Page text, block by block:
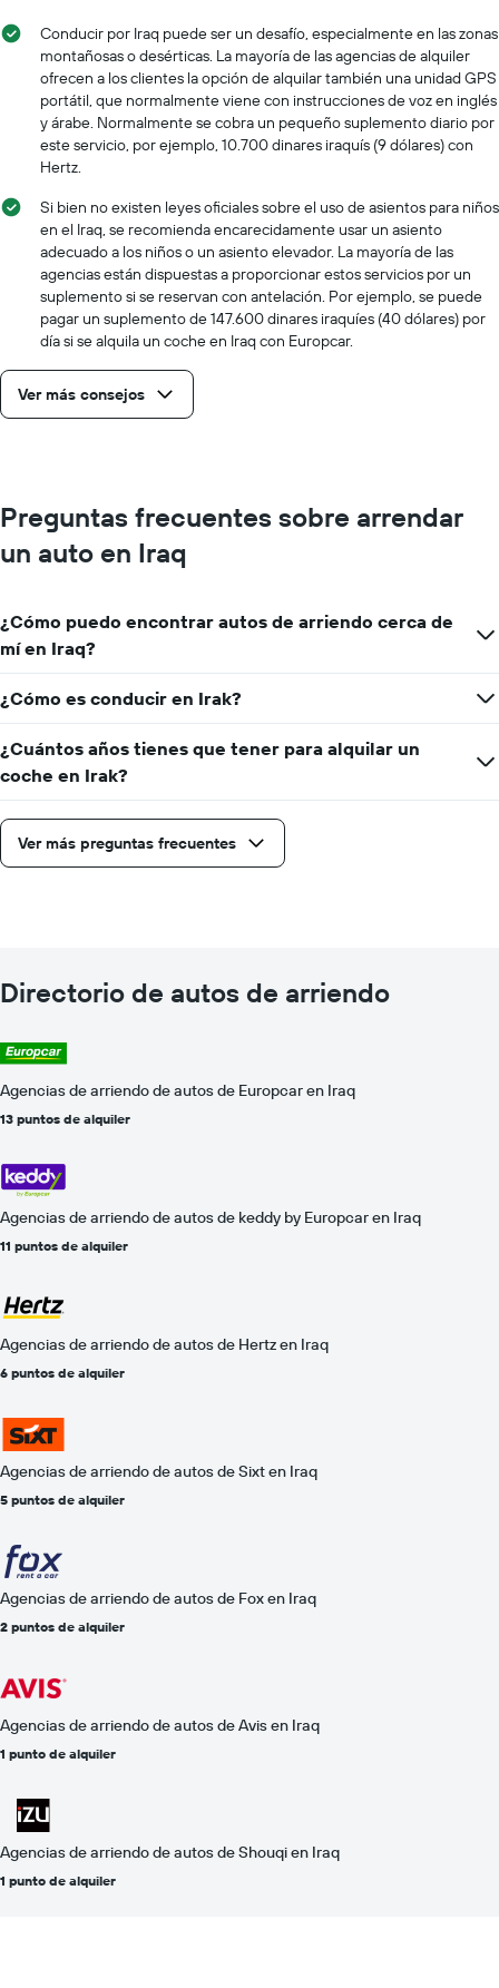
auto
de
renta
por
día.
Conducir por Iraq puede ser un desafío, especialmente en las zonas
montañosas o desérticas. La mayoría de las agencias de alquiler
ofrecen a los clientes la opción de alquilar también una unidad GPS
portátil, que normalmente viene con instrucciones de voz en inglés
y árabe. Normalmente se cobra un pequeño suplemento diario por
este servicio, por ejemplo, 10.700 dinares iraquís (9 dólares) con
Hertz.
Si bien no existen leyes oficiales sobre el uso de asientos para niños
en el Iraq, se recomienda encarecidamente usar un asiento
adecuado a los niños o un asiento elevador. La mayoría de las
agencias están dispuestas a proporcionar estos servicios por un
suplemento si se reservan con antelación. Por ejemplo, se puede
pagar un suplemento de 147.600 dinares iraquíes (40 dólares) por
día si se alquila un coche en Iraq con Europcar.
Ver más consejos
Preguntas frecuentes sobre arrendar
un auto en Iraq
¿Cómo puedo encontrar autos de arriendo cerca de
mí en Iraq?
¿Cómo es conducir en Irak?
¿Cuántos años tienes que tener para alquilar un
coche en Irak?
Ver más preguntas frecuentes
Directorio de autos de arriendo
Agencias de arriendo de autos de Europcar en Iraq
13 puntos de alquiler
Agencias de arriendo de autos de keddy by Europcar en Iraq
11 puntos de alquiler
Agencias de arriendo de autos de Hertz en Iraq
6 puntos de alquiler
Agencias de arriendo de autos de Sixt en Iraq
5 puntos de alquiler
Agencias de arriendo de autos de Fox en Iraq
2 puntos de alquiler
Agencias de arriendo de autos de Avis en Iraq
1 punto de alquiler
Agencias de arriendo de autos de Shouqi en Iraq
1 punto de alquiler